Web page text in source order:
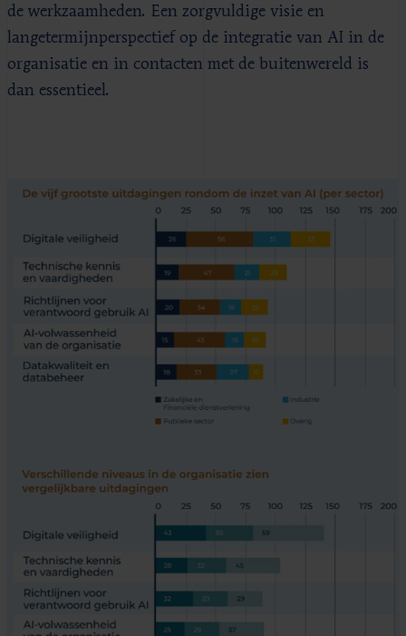
de werkzaamheden. Een zorgvuldige visie en
langetermijnperspectief op de integratie van AI in de
organisatie en in contacten met de buitenwereld is
dan essentieel.